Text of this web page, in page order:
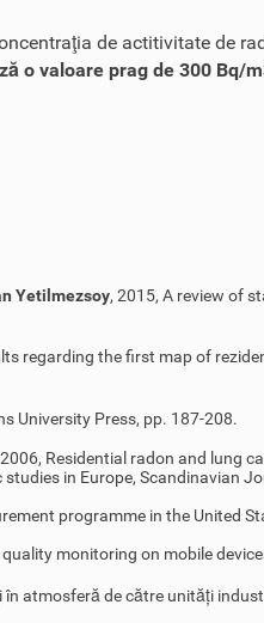
de actitivitate de
o valoare prag de 300
Yetilmezsoy, 2015, A review of
regarding the first map of
University Press, pp. 187-208.
2006, Residential radon and lung
in Europe, Scandinavian
programme in the United
monitoring on mobile
atmosferă de către unități